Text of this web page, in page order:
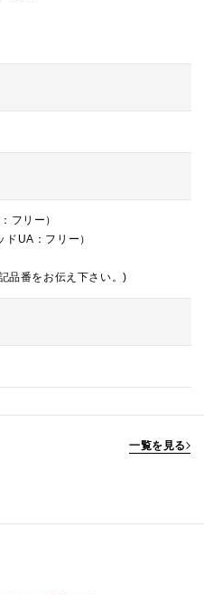
フリー）
UA：フリー）
品番をお伝え下さい。)
一覧を見る